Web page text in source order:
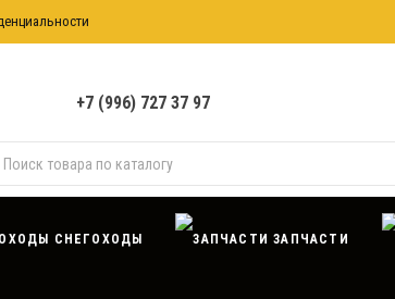
+7 (996) 727 37 97
СНЕГОХОДЫ ЗАПЧАСТИ